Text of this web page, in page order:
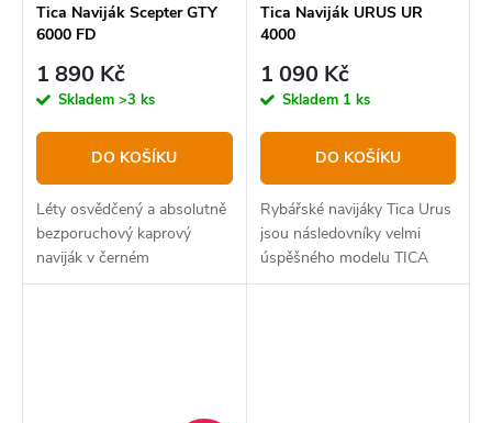
Tica Naviják Scepter GTY
6000 FD
1 890 Kč
Skladem >3 ks
DO KOŠÍKU
Léty osvědčený a absolutně
bezporuchový kaprový
naviják v černém
matném designu.
Tica Naviják URUS UR
4000
1 090 Kč
Skladem 1 ks
DO KOŠÍKU
Rybářské navijáky Tica Urus
jsou následovníky velmi
úspěšného modelu TICA
GAA určené pro mořský i